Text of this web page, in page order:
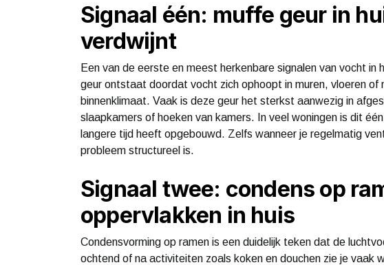
Signaal één: muffe geur in
verdwijnt
Een van de eerste en meest herkenbare signalen van vocht
geur ontstaat doordat vocht zich ophoopt in muren, vloeren of
binnenklimaat. Vaak is deze geur het sterkst aanwezig in
slaapkamers of hoeken van kamers. In veel woningen is dit
langere tijd heeft opgebouwd. Zelfs wanneer je regelmatig
probleem structureel is.
Signaal twee: condens op
oppervlakken in huis
Condensvorming op ramen is een duidelijk teken dat de
ochtend of na activiteiten zoals koken en douchen zie je vaak